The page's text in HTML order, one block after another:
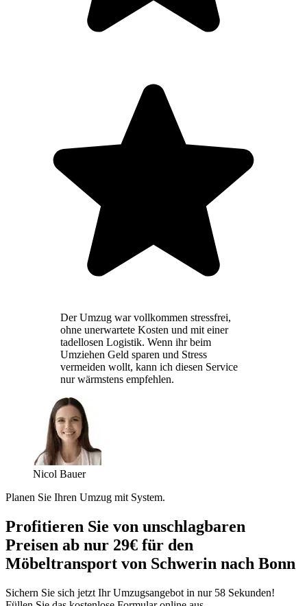
Der Umzug war vollkommen stressfrei,
ohne unerwartete Kosten und mit einer
tadellosen Logistik. Wenn ihr beim
Umziehen Geld sparen und Stress
vermeiden wollt, kann ich diesen Service
nur wärmstens empfehlen.
Nicol Bauer
Planen Sie Ihren Umzug mit System.
Profitieren Sie von unschlagbaren
Preisen ab nur 29€ für den
Möbeltransport von Schwerin nach Bonn
Sichern Sie sich jetzt Ihr Umzugsangebot in nur 58 Sekunden!